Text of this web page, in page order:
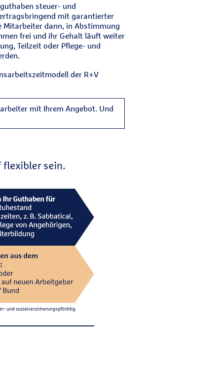
steuer- und
mit garantierter
Mitarbeiter dann, in Abstimmung
frei und ihr Gehalt läuft weiter
Teilzeit oder Pflege- und
der R+V
mit Ihrem Angebot. Und